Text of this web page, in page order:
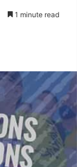
1 minute read